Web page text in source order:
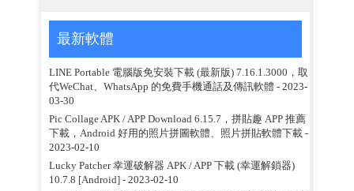
最新軟體
LINE Portable 電腦版免安裝下載 (最新版) 7.16.1.3000，取
代WeChat、WhatsApp 的免費手機通話及傳訊軟體 - 2023-
03-30
Pic Collage APK / APP Download 6.15.7，拼貼趣 APP 推薦
下載，Android 好用的照片拼圖軟體、照片拼貼軟體下載-
2023-02-10
Lucky Patcher 幸運破解器 APK / APP 下載 (幸運解鎖器)
10.7.8 [Android] - 2023-02-10